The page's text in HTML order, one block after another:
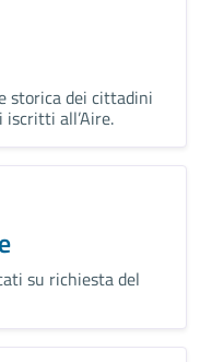
storica dei cittadini
all’Aire.
su richiesta del